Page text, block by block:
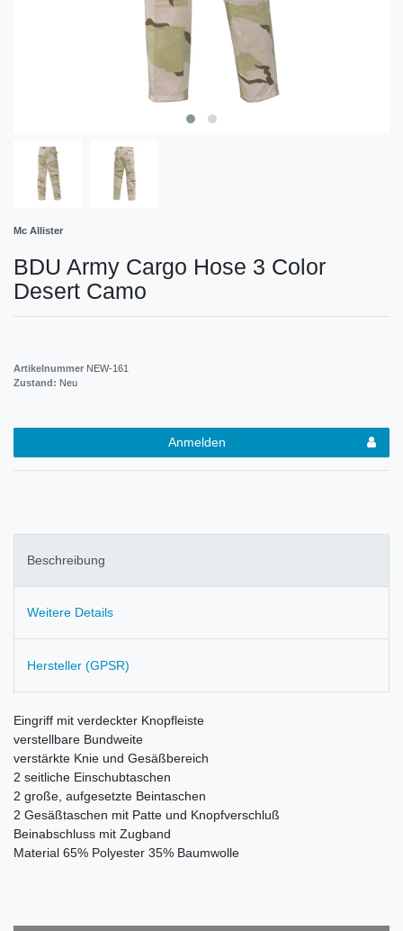
Mc Allister
BDU Army Cargo Hose 3 Color
Desert Camo
Artikelnummer NEW-161
Zustand: Neu
Anmelden
Beschreibung
Weitere Details
Hersteller (GPSR)
Eingriff mit verdeckter Knopfleiste
verstellbare Bundweite
verstärkte Knie und Gesäßbereich
2 seitliche Einschubtaschen
2 große, aufgesetzte Beintaschen
2 Gesäßtaschen mit Patte und Knopfverschluß
Beinabschluss mit Zugband
Material 65% Polyester 35% Baumwolle